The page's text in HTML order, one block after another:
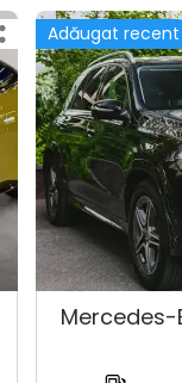
Adăugat recent
Mercedes-